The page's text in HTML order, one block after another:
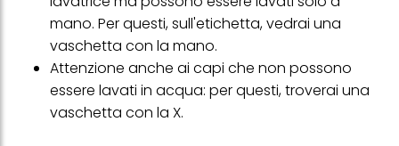
mano. Per questi, sull'etichetta, vedrai una
vaschetta con la mano.
Attenzione anche ai capi che non possono
essere lavati in acqua: per questi, troverai una
vaschetta con la X.